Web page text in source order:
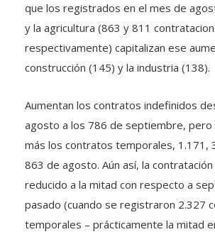
que los registrados en el mes de
y la agricultura (863 y 811
respectivamente) capitalizan ese
construcción (145) y la industria (138).
Aumentan los contratos indefinidos
agosto a los 786 de septiembre, pero
más los contratos temporales, 1.171,
863 de agosto. Aún así, la
reducido a la mitad con respecto a
pasado (cuando se registraron 2.327
temporales – prácticamente la mitad